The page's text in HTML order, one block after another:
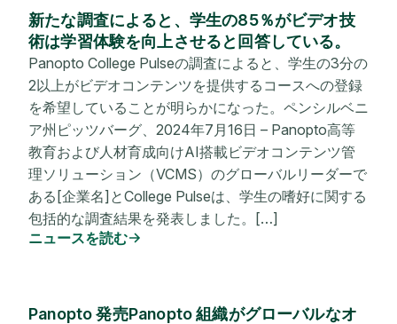
新たな調査によると、学生の85％がビデオ技
術は学習体験を向上させると回答している。
Panopto College Pulseの調査によると、学生の3分の
2以上がビデオコンテンツを提供するコースへの登録
を希望していることが明らかになった。ペンシルベニ
ア州ピッツバーグ、2024年7月16日 – Panopto高等
教育および人材育成向けAI搭載ビデオコンテンツ管
理ソリューション（VCMS）のグローバルリーダーで
ある[企業名]とCollege Pulseは、学生の嗜好に関する
包括的な調査結果を発表しました。[…]
ニュースを読む
Panopto 発売Panopto 組織がグローバルなオ